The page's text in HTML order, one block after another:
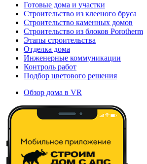
Готовые дома и участки
Строительство из клееного бруса
Строительство каменных домов
Строительство из блоков Porotherm
Этапы строительства
Отделка дома
Инженерные коммуникации
Контроль работ
Подбор цветового решения
Обзор дома в VR